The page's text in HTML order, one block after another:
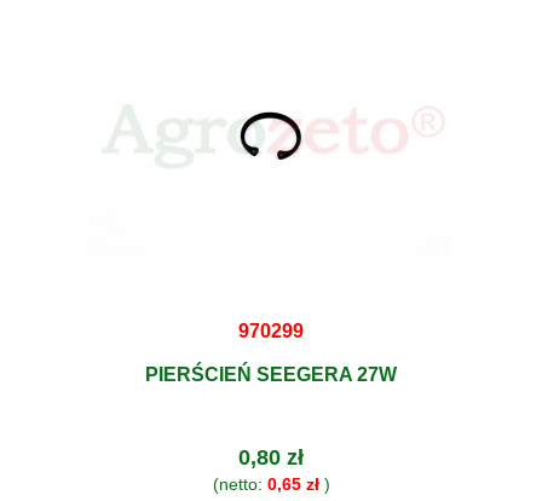
970299
PIERŚCIEŃ SEEGERA 27W
0,80 zł
(netto: 0,65 zł)